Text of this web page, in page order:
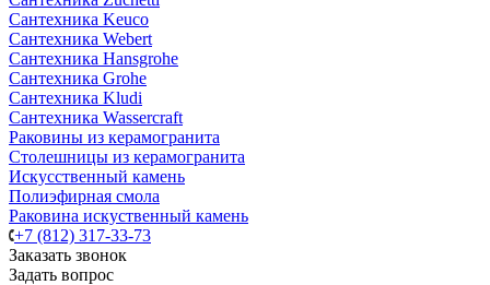
Сантехника Keuco
Сантехника Webert
Сантехника Hansgrohe
Сантехника Grohe
Сантехника Kludi
Сантехника Wassercraft
Раковины из керамогранита
Столешницы из керамогранита
Искусственный камень
Полиэфирная смола
Раковина искуственный камень
+7 (812) 317-33-73
Заказать звонок
Задать вопрос